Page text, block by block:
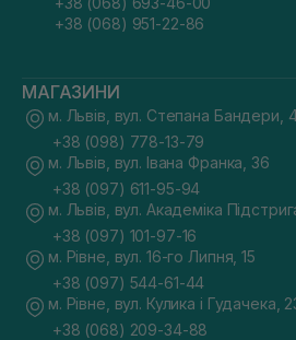
+38 (068) 951-22-86
МАГАЗИНИ
м. Львів, вул. Степана Бандери,
+38 (098) 778-13-79
м. Львів, вул. Івана Франка, 36
+38 (097) 611-95-94
м. Львів, вул. Академіка
+38 (097) 101-97-16
м. Рівне, вул. 16-го Липня, 15
+38 (097) 544-61-44
м. Рівне, вул. Кулика і Гудачека,
+38 (068) 209-34-88